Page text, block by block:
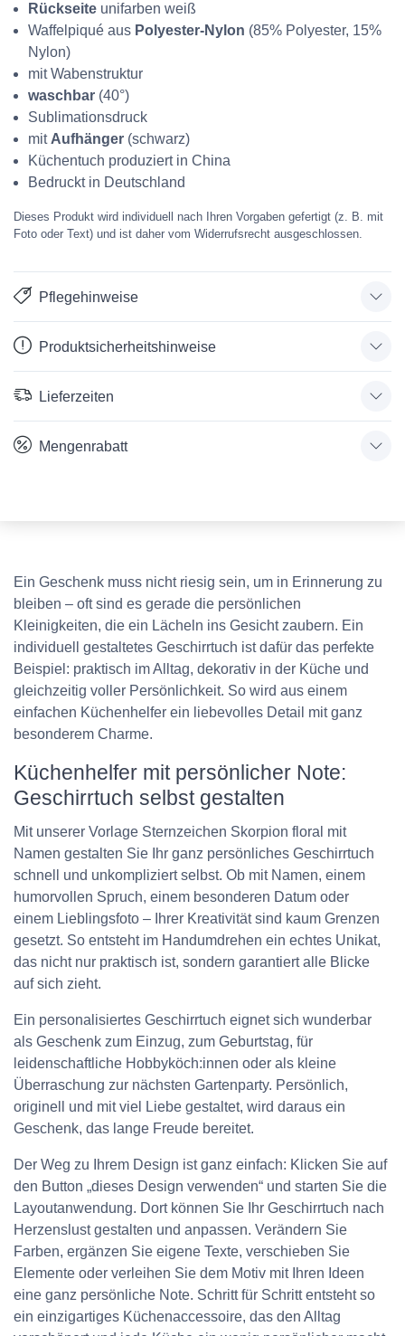
Rückseite unifarben weiß
Waffelpiqué aus Polyester-Nylon (85% Polyester, 15%
Nylon)
mit Wabenstruktur
waschbar (40°)
Sublimationsdruck
mit Aufhänger (schwarz)
Küchentuch produziert in China
Bedruckt in Deutschland
Dieses Produkt wird individuell nach Ihren Vorgaben gefertigt (z. B. mit
Foto oder Text) und ist daher vom Widerrufsrecht ausgeschlossen.
Pflegehinweise
Produktsicherheitshinweise
Lieferzeiten
Mengenrabatt
Ein Geschenk muss nicht riesig sein, um in Erinnerung zu
bleiben – oft sind es gerade die persönlichen
Kleinigkeiten, die ein Lächeln ins Gesicht zaubern. Ein
individuell gestaltetes Geschirrtuch ist dafür das perfekte
Beispiel: praktisch im Alltag, dekorativ in der Küche und
gleichzeitig voller Persönlichkeit. So wird aus einem
einfachen Küchenhelfer ein liebevolles Detail mit ganz
besonderem Charme.
Küchenhelfer mit persönlicher Note:
Geschirrtuch selbst gestalten
Mit unserer Vorlage Sternzeichen Skorpion floral mit
Namen gestalten Sie Ihr ganz persönliches Geschirrtuch
schnell und unkompliziert selbst. Ob mit Namen, einem
humorvollen Spruch, einem besonderen Datum oder
einem Lieblingsfoto – Ihrer Kreativität sind kaum Grenzen
gesetzt. So entsteht im Handumdrehen ein echtes Unikat,
das nicht nur praktisch ist, sondern garantiert alle Blicke
auf sich zieht.
Ein personalisiertes Geschirrtuch eignet sich wunderbar
als Geschenk zum Einzug, zum Geburtstag, für
leidenschaftliche Hobbyköch:innen oder als kleine
Überraschung zur nächsten Gartenparty. Persönlich,
originell und mit viel Liebe gestaltet, wird daraus ein
Geschenk, das lange Freude bereitet.
Der Weg zu Ihrem Design ist ganz einfach: Klicken Sie auf
den Button „dieses Design verwenden“ und starten Sie die
Layoutanwendung. Dort können Sie Ihr Geschirrtuch nach
Herzenslust gestalten und anpassen. Verändern Sie
Farben, ergänzen Sie eigene Texte, verschieben Sie
Elemente oder verleihen Sie dem Motiv mit Ihren Ideen
eine ganz persönliche Note. Schritt für Schritt entsteht so
ein einzigartiges Küchenaccessoire, das den Alltag